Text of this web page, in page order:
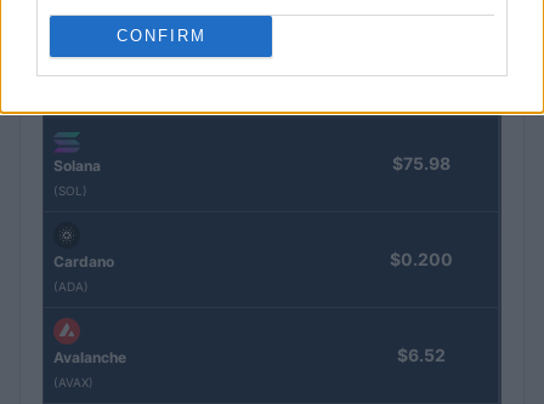
CONFIRM
XRP
Solana
(SOL)
$75.98
Cardano
(ADA)
$0.200
Avalanche
(AVAX)
$6.52